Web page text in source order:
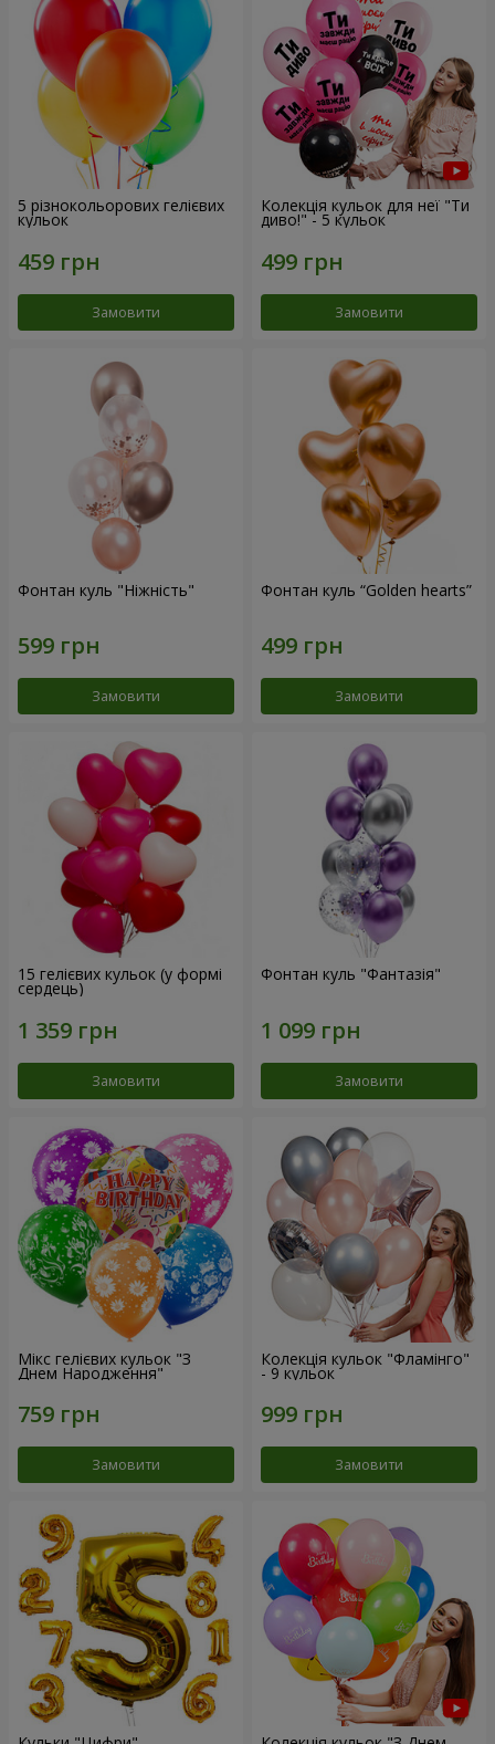
5 різнокольорових гелієвих
кульок
Замовити
Колекція кульок для неї "Ти
диво!" - 5 кульок
Замовити
Фонтан куль "Ніжність"
Замовити
Фонтан куль “Golden hearts”
Замовити
15 гелієвих кульок (у формі
сердець)
Замовити
Фонтан куль "Фантазія"
Замовити
Мікс гелієвих кульок "З
Днем Народження"
Замовити
Колекція кульок "Фламінго"
- 9 кульок
Замовити